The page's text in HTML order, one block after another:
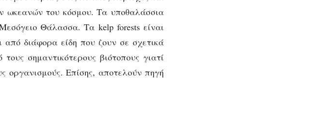
ωκεανών του κόσμου. Τα υποθαλάσσια
Θάλασσα. Tα kelp forests είναι
διάφορα είδη που ζουν σε σχετικά
σημαντικότερους βιότοπους γιατί
οργανισμούς. Επίσης, αποτελούν πηγή